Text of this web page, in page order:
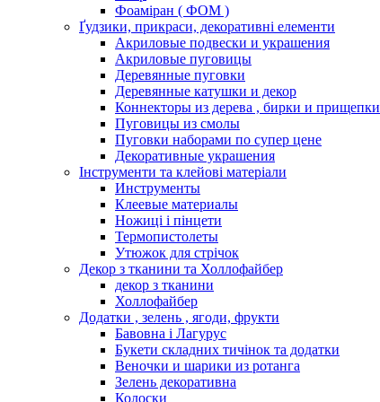
Фоаміран ( ФОМ )
Ґудзики, прикраси, декоративні елементи
Акриловые подвески и украшения
Акриловые пуговицы
Деревянные пуговки
Деревянные катушки и декор
Коннекторы из дерева , бирки и прищепки
Пуговицы из смолы
Пуговки наборами по супер цене
Декоративные украшения
Інструменти та клейові матеріали
Инструменты
Клеевые материалы
Ножиці і пінцети
Термопистолеты
Утюжок для стрічок
Декор з тканини та Холлофайбер
декор з тканини
Холлофайбер
Додатки , зелень , ягоди, фрукти
Бавовна і Лагурус
Букети складних тичінок та додатки
Веночки и шарики из ротанга
Зелень декоративна
Колоски